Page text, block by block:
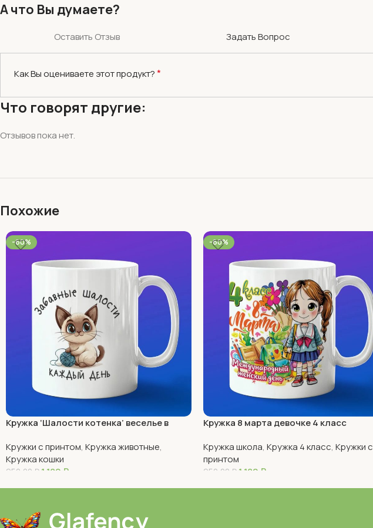
А что Вы думаете?
Оставить Отзыв Задать Вопрос
Как Вы оцениваете этот продукт?*
Что говорят другие:
Отзывов пока нет.
Похожие
-60%
Кружка ‘Шалости котенка’ веселье в
Кружки с принтом, Кружка животные,
Кружка кошки
950,00 ₽ 1 180 ₽
В Корзину
-60%
Кружка 8 марта девочке 4 класс
Кружка школа, Кружка 4 класс, Кружки с
принтом
950,00 ₽ 1 180 ₽
В Корзину